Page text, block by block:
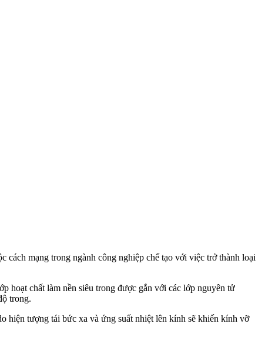
mạng trong ngành công nghiệp chế tạo với việc trở thành loại
hoạt chất làm nền siêu trong được gắn với các lớp nguyên tử
trong.
hiện tượng tái bức xa và ứng suất nhiệt lên kính sẽ khiến kính vỡ